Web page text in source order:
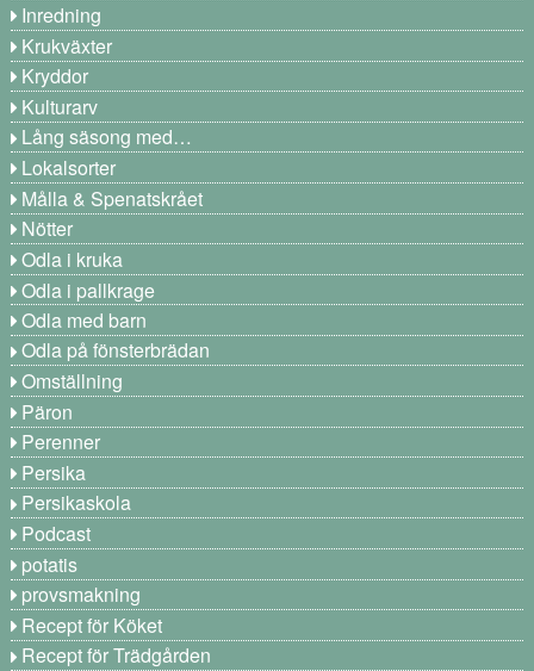
Inredning
Krukväxter
Kryddor
Kulturarv
Lång säsong med…
Lokalsorter
Målla & Spenatskrået
Nötter
Odla i kruka
Odla i pallkrage
Odla med barn
Odla på fönsterbrädan
Omställning
Päron
Perenner
Persika
Persikaskola
Podcast
potatis
provsmakning
Recept för Köket
Recept för Trädgården